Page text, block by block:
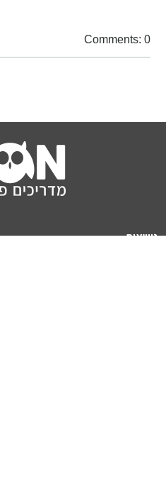
Comments: 0
נושאים